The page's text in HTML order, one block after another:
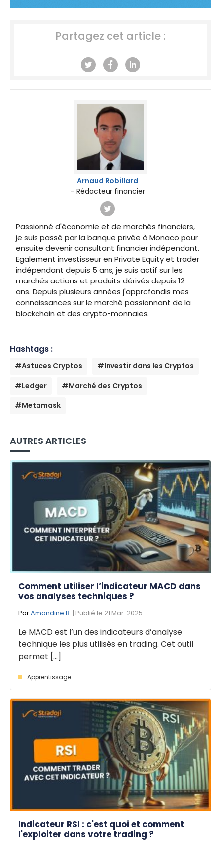
Partagez cet article :
Arnaud Robillard
- Rédacteur financier
Passionné d'économie et de marchés financiers,
je suis passé par la banque privée à Monaco pour
ensuite devenir consultant financier indépendant.
Egalement investisseur en Private Equity et trader
indépendant depuis 5 ans, je suis actif sur les
marchés actions et produits dérivés depuis 12
ans. Depuis plusieurs années j'approfondis mes
connaissances sur le marché passionnant de la
blockchain et des crypto-monnaies.
Hashtags :
#Astuces Cryptos
#Investir dans les Cryptos
#Ledger
#Marché des Cryptos
#Metamask
AUTRES ARTICLES
Comment utiliser l’indicateur MACD dans
vos analyses techniques ?
ParAmandine B. | Publié le 21 Mar. 2025
Le MACD est l’un des indicateurs d’analyse
technique les plus utilisés en trading. Cet outil
permet [...]
Apprentissage
Indicateur RSI : c'est quoi et comment
l'exploiter dans votre trading ?